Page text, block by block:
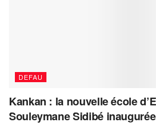
DEFAU
Kankan : la nouvelle école
Souleymane Sidibé inaugurée